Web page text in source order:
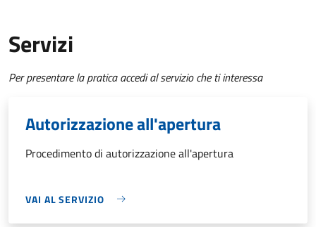
Servizi
Per presentare la pratica accedi al servizio che ti interessa
Autorizzazione all'apertura
Procedimento di autorizzazione all'apertura
VAI AL SERVIZIO